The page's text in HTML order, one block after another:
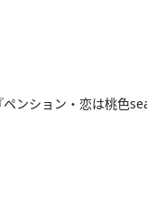
ンション・恋は桃色